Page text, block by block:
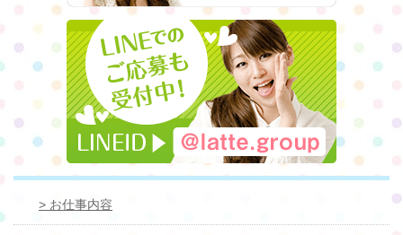
> お仕事内容